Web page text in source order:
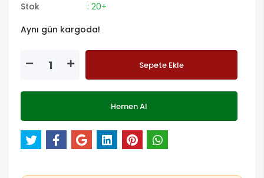
Stok
: 20+
Aynı gün kargoda!
Sepete Ekle
Hemen Al